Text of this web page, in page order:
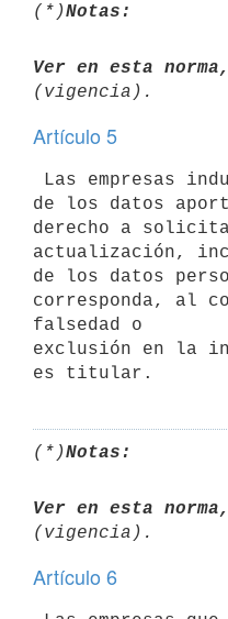
(*)Notas:
Ver en esta
Artículo 5
de los datos
derecho a
actualización,
de los datos
corresponda, al
falsedad o
exclusión en la
(*)Notas:
Ver en esta
Artículo 6